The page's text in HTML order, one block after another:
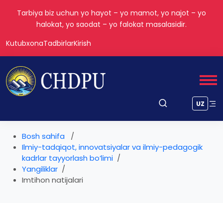
Tarbiya biz uchun yo hayot – yo mamot, yo najot – yo
halokat, yo saodat – yo falokat masalasidir.
KutubxonaTadbirlarKirish
UZ
Bosh sahifa
Ilmiy-tadqiqot, innovatsiyalar va ilmiy-pedagogik
kadrlar tayyorlash bo‘limi
Yangiliklar
Imtihon natijalari